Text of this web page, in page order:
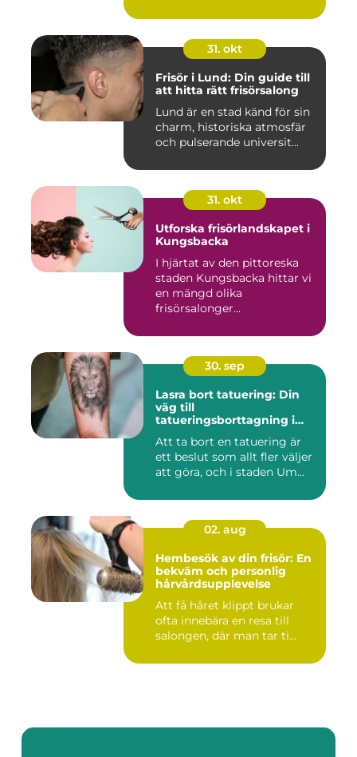
31. okt
Frisör i Lund: Din guide till
att hitta rätt frisörsalong
Lund är en stad känd för sin
charm, historiska atmosfär
och pulserande universit...
31. okt
Utforska frisörlandskapet i
Kungsbacka
I hjärtat av den pittoreska
staden Kungsbacka hittar vi
en mängd olika
frisörsalonger...
30. sep
Lasra bort tatuering: Din
väg till
tatueringsborttagning i
Att ta bort en tatuering är
ett beslut som allt fler väljer
att göra, och i staden Um...
02. aug
Hembesök av din frisör: En
bekväm och personlig
hårvårdsupplevelse
Att få håret klippt brukar
ofta innebära en resa till
salongen, där man tar ti...